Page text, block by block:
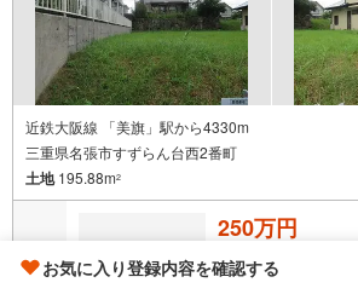
近鉄大阪線 「美旗」駅から4330m
三重県名張市すずらん台西2番町
土地195.88m2
250万円
お気に入り登録内容を確認する